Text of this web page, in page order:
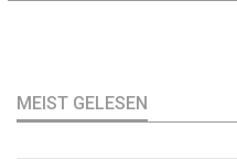
MEIST GELESEN